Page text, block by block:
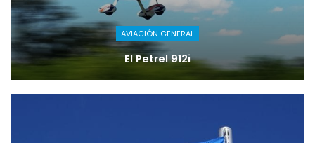
AVIACIÓN GENERAL
El Petrel 912i